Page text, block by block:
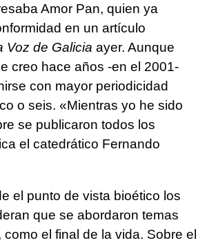
Amor Pan, quien ya
en un artículo
Voz de Galicia ayer. Aunque
creo hace años -en el 2001-
con mayor periodicidad
o seis. «Mientras yo he sido
se publicaron todos los
el catedrático Fernando
el punto de vista bioético los
que se abordaron temas
el final de la vida. Sobre el